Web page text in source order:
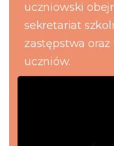
uczniowski
sekretariat
zastępstwa
uczniów.